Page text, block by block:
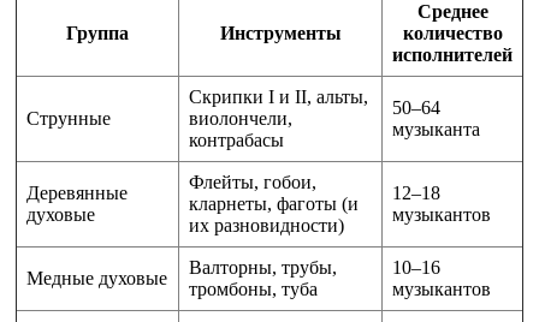
Группа Инструменты
Среднее
количество
исполнителей
Струнные
Скрипки I и II, альты,
виолончели,
контрабасы
50–64
музыканта
Деревянные
духовые
Флейты, гобои,
кларнеты, фаготы (и
их разновидности)
12–18
музыкантов
Медные духовые
Валторны, трубы,
тромбоны, туба
10–16
музыкантов